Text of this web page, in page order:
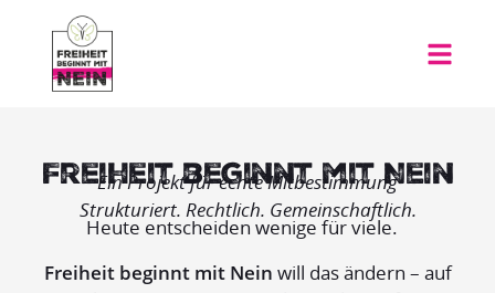
Freiheit beginnt mit Nein
Ein Projekt für echte Mitbestimmung
Strukturiert. Rechtlich. Gemeinschaftlich.
Heute entscheiden wenige für viele.
Freiheit beginnt mit Nein will das ändern – auf